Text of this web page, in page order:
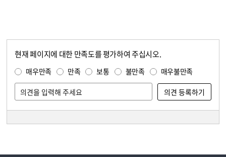
현재 페이지에 대한 만족도를 평가하여 주십시오.
매우만족 만족 보통 불만족 매우불만족